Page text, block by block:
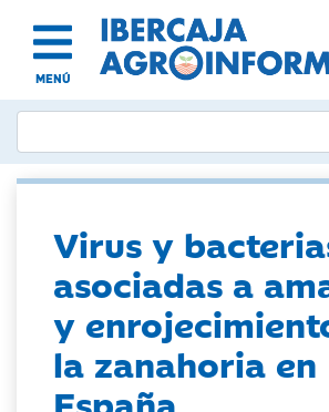
MENÚ
Virus y
asociadas a
y
la zanahoria en